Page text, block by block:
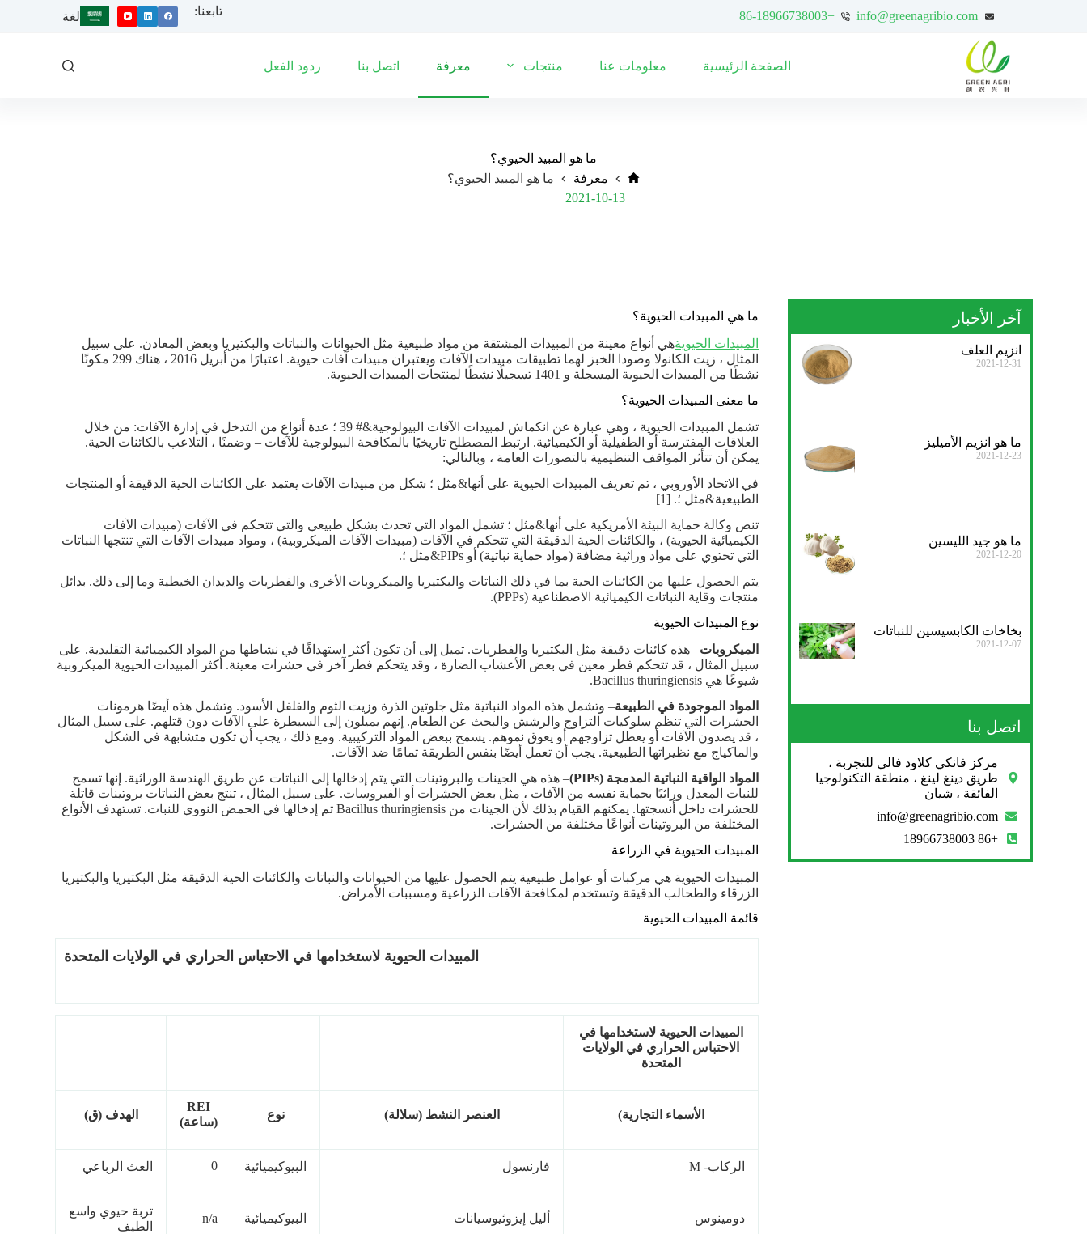
info@greenagribio.com
+86-18966738003 تابعنا: لغة
الصفحة الرئيسية معلومات عنا منتجات معرفة اتصل بنا ردود الفعل
ما هو المبيد الحيوي؟
معرفة
ما هو المبيد الحيوي؟
2021-10-13
ما هي المبيدات الحيوية؟
المبيدات الحيويةهي أنواع معينة من المبيدات المشتقة من مواد طبيعية مثل الحيوانات والنباتات والبكتيريا وبعض المعادن. على سبيل
المثال ، زيت الكانولا وصودا الخبز لهما تطبيقات مبيدات الآفات ويعتبران مبيدات آفات حيوية. اعتبارًا من أبريل 2016 ، هناك 299 مكونًا
نشطًا من المبيدات الحيوية المسجلة و 1401 تسجيلًا نشطًا لمنتجات المبيدات الحيوية.
ما معنى المبيدات الحيوية؟
تشمل المبيدات الحيوية ، وهي عبارة عن انكماش لمبيدات الآفات البيولوجية&# 39 ؛ عدة أنواع من التدخل في إدارة الآفات: من خلال
العلاقات المفترسة أو الطفيلية أو الكيميائية. ارتبط المصطلح تاريخيًا بالمكافحة البيولوجية للآفات – وضمنًا ، التلاعب بالكائنات الحية.
يمكن أن تتأثر المواقف التنظيمية بالتصورات العامة ، وبالتالي:
في الاتحاد الأوروبي ، تم تعريف المبيدات الحيوية على أنها&مثل ؛ شكل من مبيدات الآفات يعتمد على الكائنات الحية الدقيقة أو المنتجات
الطبيعية&مثل ؛. [1]
تنص وكالة حماية البيئة الأمريكية على أنها&مثل ؛ تشمل المواد التي تحدث بشكل طبيعي والتي تتحكم في الآفات (مبيدات الآفات
الكيميائية الحيوية) ، والكائنات الحية الدقيقة التي تتحكم في الآفات (مبيدات الآفات الميكروبية) ، ومواد مبيدات الآفات التي تنتجها النباتات
التي تحتوي على مواد وراثية مضافة (مواد حماية نباتية) أو PIPs&مثل ؛.
يتم الحصول عليها من الكائنات الحية بما في ذلك النباتات والبكتيريا والميكروبات الأخرى والفطريات والديدان الخيطية وما إلى ذلك. بدائل
منتجات وقاية النباتات الكيميائية الاصطناعية (PPPs).
نوع المبيدات الحيوية
الميكروبات– هذه كائنات دقيقة مثل البكتيريا والفطريات. تميل إلى أن تكون أكثر استهدافًا في نشاطها من المواد الكيميائية التقليدية. على
سبيل المثال ، قد تتحكم فطر معين في بعض الأعشاب الضارة ، وقد يتحكم فطر آخر في حشرات معينة. أكثر المبيدات الحيوية الميكروبية
شيوعًا هي Bacillus thuringiensis.
المواد الموجودة في الطبيعة– وتشمل هذه المواد النباتية مثل جلوتين الذرة وزيت الثوم والفلفل الأسود. وتشمل هذه أيضًا هرمونات
الحشرات التي تنظم سلوكيات التزاوج والرشش والبحث عن الطعام. إنهم يميلون إلى السيطرة على الآفات دون قتلهم. على سبيل المثال
، قد يصدون الآفات أو يعطل تزاوجهم أو يعوق نموهم. يسمح ببعض المواد التركيبية. ومع ذلك ، يجب أن تكون متشابهة في الشكل
والماكياج مع نظيراتها الطبيعية. يجب أن تعمل أيضًا بنفس الطريقة تمامًا ضد الآفات.
المواد الواقية النباتية المدمجة (PIPs)
– هذه هي الجينات والبروتينات التي يتم إدخالها إلى النباتات عن طريق الهندسة الوراثية. إنها تسمح
للنبات المعدل وراثيًا بحماية نفسه من الآفات ، مثل بعض الحشرات أو الفيروسات. على سبيل المثال ، تنتج بعض النباتات بروتينات قاتلة
للحشرات داخل أنسجتها. يمكنهم القيام بذلك لأن الجينات من Bacillus thuringiensis تم إدخالها في الحمض النووي للنبات. تستهدف الأنواع
المختلفة من البروتينات أنواعًا مختلفة من الحشرات.
المبيدات الحيوية في الزراعة
المبيدات الحيوية هي مركبات أو عوامل طبيعية يتم الحصول عليها من الحيوانات والنباتات والكائنات الحية الدقيقة مثل البكتيريا والبكتيريا
الزرقاء والطحالب الدقيقة وتستخدم لمكافحة الآفات الزراعية ومسببات الأمراض.
قائمة المبيدات الحيوية
المبيدات الحيوية لاستخدامها في الاحتباس الحراري في الولايات المتحدة
المبيدات الحيوية لاستخدامها في
الاحتباس الحراري في الولايات
المتحدة
الأسماء التجارية) العنصر النشط (سلالة) نوع
REI
(ساعة)
الهدف (ق)
الركاب- M فارنسول البيوكيميائية 0 العث الرباعي
دومينوس أليل إيزوثيوسيانات البيوكيميائية n/a
تربة حيوي واسع
الطيف
آخر الأخبار
انزيم العلف
2021-12-31
ما هو انزيم الأميليز
2021-12-23
ما هو جيد الليسين
2021-12-20
بخاخات الكابسيسين للنباتات
2021-12-07
اتصل بنا
مركز فانكي كلاود فالي للتجربة ،
طريق دينغ لينغ ، منطقة التكنولوجيا
الفائقة ، شيان
info@greenagribio.com
+86 18966738003